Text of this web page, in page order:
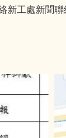
新工處新聞